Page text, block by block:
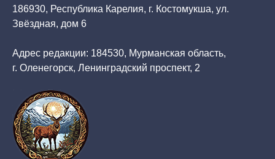
186930, Республика Карелия, г. Костомукша, ул.
Звёздная, дом 6
Адрес редакции: 184530, Мурманская область,
г. Оленегорск, Ленинградский проспект, 2